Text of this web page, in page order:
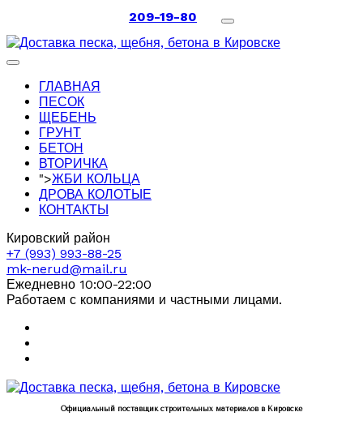
209-19-80
ГЛАВНАЯ
ПЕСОК
ЩЕБЕНЬ
ГРУНТ
БЕТОН
ВТОРИЧКА
">ЖБИ КОЛЬЦА
ДРОВА КОЛОТЫЕ
КОНТАКТЫ
Кировский район
+7 (993) 993-88-25
mk-nerud@mail.ru
Ежедневно 10:00-22:00
Работаем с компаниями и частными лицами.
Официальный поставщик строительных материалов в Кировске